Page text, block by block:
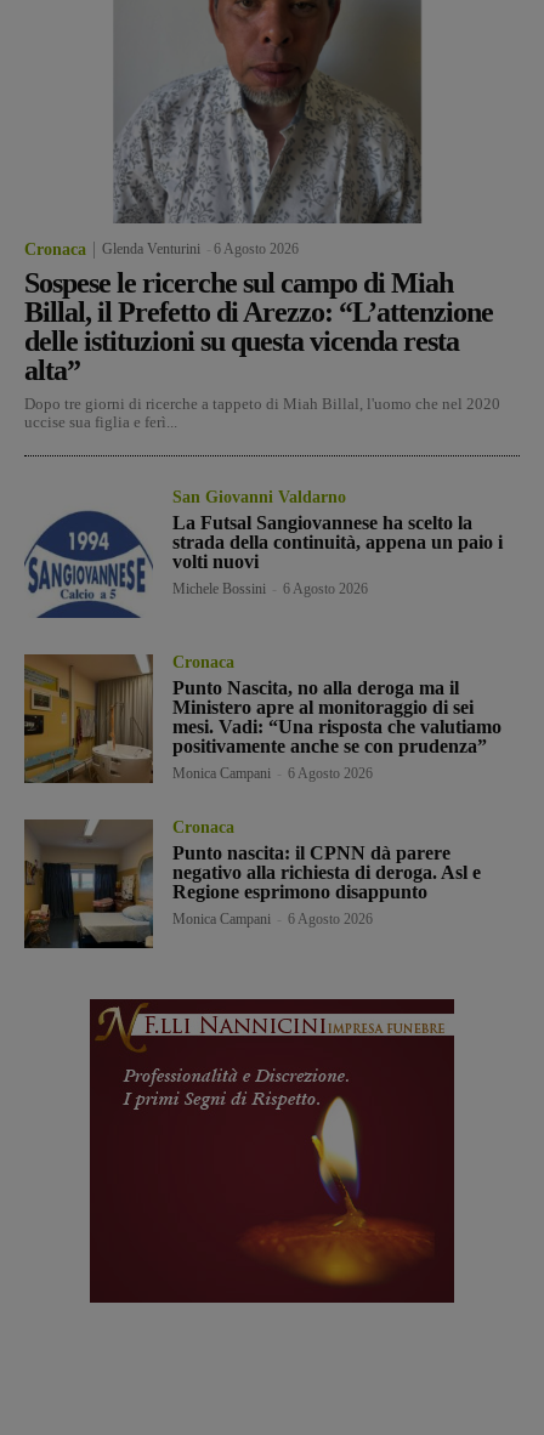
Cronaca Glenda Venturini 6 Agosto 2026
Sospese le ricerche sul campo di Miah
Billal, il Prefetto di Arezzo: “L’attenzione
delle istituzioni su questa vicenda resta
alta”
Dopo tre giorni di ricerche a tappeto di Miah Billal, l'uomo che nel 2020
uccise sua figlia e ferì...
San Giovanni Valdarno
La Futsal Sangiovannese ha scelto la
strada della continuità, appena un paio i
volti nuovi
Michele Bossini 6 Agosto 2026
Cronaca
Punto Nascita, no alla deroga ma il
Ministero apre al monitoraggio di sei
mesi. Vadi: “Una risposta che valutiamo
positivamente anche se con prudenza”
Monica Campani 6 Agosto 2026
Cronaca
Punto nascita: il CPNN dà parere
negativo alla richiesta di deroga. Asl e
Regione esprimono disappunto
Monica Campani 6 Agosto 2026